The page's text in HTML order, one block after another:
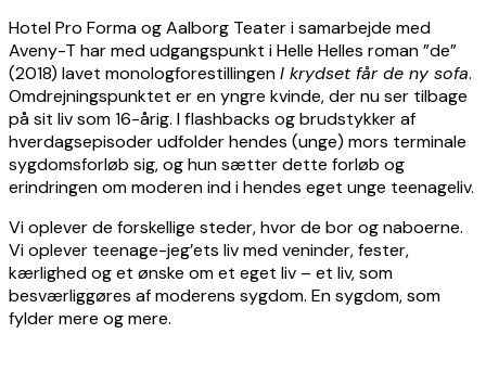
Hotel Pro Forma og Aalborg Teater i samarbejde med
Aveny-T har med udgangspunkt i Helle Helles roman ”de”
(2018) lavet monologforestillingenI krydset får de ny sofa.
Omdrejningspunktet er en yngre kvinde, der nu ser tilbage
på sit liv som 16-årig. I flashbacks og brudstykker af
hverdagsepisoder udfolder hendes (unge) mors terminale
sygdomsforløb sig, og hun sætter dette forløb og
erindringen om moderen ind i hendes eget unge teenageliv.
Vi oplever de forskellige steder, hvor de bor og naboerne.
Vi oplever teenage-jeg’ets liv med veninder, fester,
kærlighed og et ønske om et eget liv – et liv, som
besværliggøres af moderens sygdom. En sygdom, som
fylder mere og mere.